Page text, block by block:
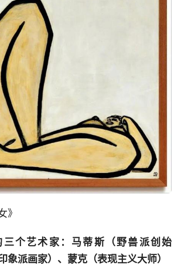
》
个艺术家：马蒂斯（野兽派创始
象派画家）、蒙克（表现主义大师）